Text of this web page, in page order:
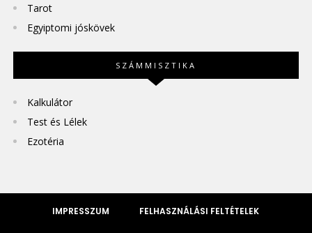
Tarot
Egyiptomi jóskövek
SZÁMMISZTIKA
Kalkulátor
Test és Lélek
Ezotéria
IMPRESSZUM FELHASZNÁLÁSI FELTÉTELEK